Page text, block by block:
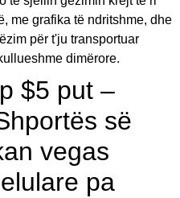
me grafika të ndritshme, dhe
për t'ju transportuar
dimërore.
$5 put –
së
vegas
pa